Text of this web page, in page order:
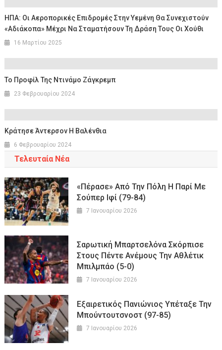
ΗΠΑ: Οι Αεροπορικές Επιδρομές Στην Υεμένη Θα Συνεχιστούν
«αδιάκοπα» Μέχρι Να Σταματήσουν Τη Δράση Τους Οι Χούθι
16 Μαρτίου 2025
Το Προφίλ Της Ντινάμο Ζάγκρεμπ
23 Φεβρουαρίου 2024
Κράτησε Άντερσον Η Βαλένθια
6 Φεβρουαρίου 2024
Τελευταία Νέα
«Πέρασε» Από Την Πόλη Η Παρί Με
Σούπερ Ιφί (79-84)
7 Ιανουαρίου 2026
Σαρωτική Μπαρτσελόνα Σκόρπισε
Στους Πέντε Ανέμους Την Αθλέτικ
Μπιλμπάο (5-0)
7 Ιανουαρίου 2026
Εξαιρετικός Πανιώνιος Υπέταξε Την
Μπούντουτσνοστ (97-85)
7 Ιανουαρίου 2026